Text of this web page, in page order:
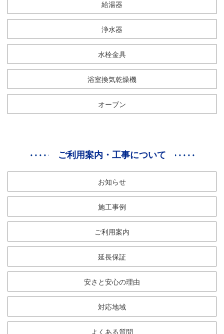
給湯器
浄水器
水栓金具
浴室換気乾燥機
オーブン
ご利用案内・工事について
お知らせ
施工事例
ご利用案内
延長保証
安さと安心の理由
対応地域
よくある質問